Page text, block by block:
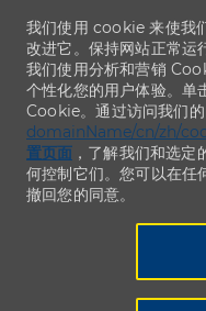
我们使用 cookie 来使我
改进它。保持网站正常运
我们使用分析和营销
个性化您的用户体验。单
Cookie。通过访问我们的
domainName/cn/zh/
置页面 ，了解我们和选
何控制它们。您可以在
撤回您的同意。